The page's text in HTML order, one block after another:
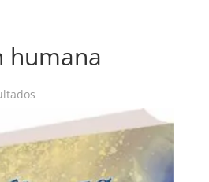
humana
Ordenado
por
los